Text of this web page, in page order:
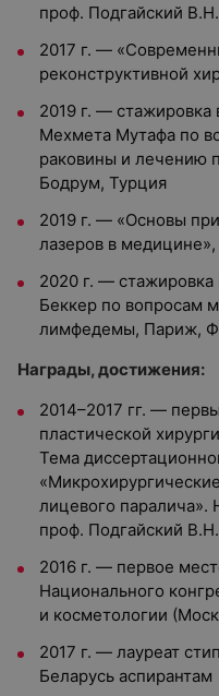
проф. Подгайский В.Н.
2017 г. —
реконструктивной
2019 г. — стажировка
Мехмета Мутафа по
раковины и лечению
Бодрум, Турция
2019 г. — «Основы
лазеров в
2020 г. —
Беккер по вопросам
лимфедемы, Париж,
Награды, достижения:
2014–2017 гг. —
пластической
Тема
лицевого паралича».
проф. Подгайский В.Н.
2016 г. — первое
Национального
и косметологии
2017 г. — лауреат
Беларусь аспирантам